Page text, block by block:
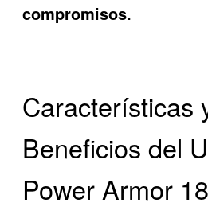
compromisos.
Características
Beneficios del
Power Armor